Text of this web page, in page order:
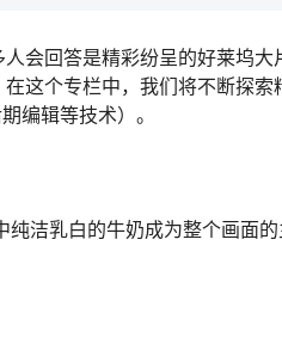
会回答是精彩纷呈的好莱坞大
这个专栏中，我们将不断探索
编辑等技术）。
洁乳白的牛奶成为整个画面的